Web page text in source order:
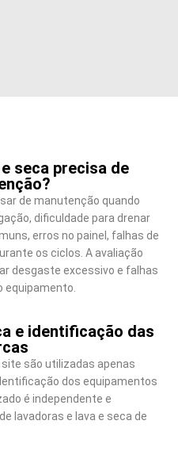
seca precisa de
de manutenção quando
dificuldade para drenar
erros no painel, falhas de
os ciclos. A avaliação
desgaste excessivo e falhas
equipamento.
e identificação das
são utilizadas apenas
dos equipamentos
é independente e
lavadoras e lava e seca de